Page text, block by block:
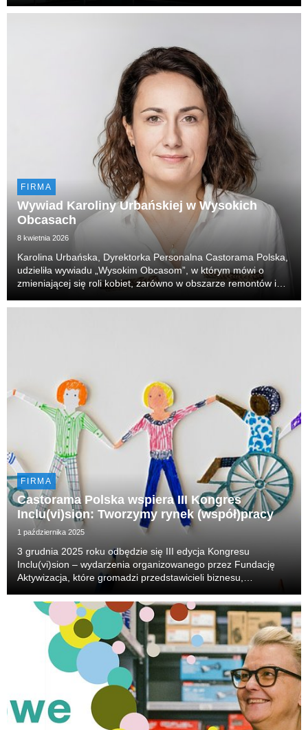
FIRMA
Wywiad Karoliny Urbańskiej w Wysokich
Obcasach
8 kwietnia 2026
Karolina Urbańska, Dyrektorka Personalna Castorama Polska,
udzieliła wywiadu „Wysokim Obcasom”, w którym mówi o
zmieniającej się roli kobiet, zarówno w obszarze remontów i
FIRMA
Castorama Polska wspiera III Kongres
Inclu(vi)sion: Tworzymy rynek (współ)pracy
1 października 2025
3 grudnia 2025 roku odbędzie się III edycja Kongresu
Inclu(vi)sion – wydarzenia organizowanego przez Fundację
Aktywizacja, które gromadzi przedstawicieli biznesu,
budowania włączającego rynku pracy. Castorama ...